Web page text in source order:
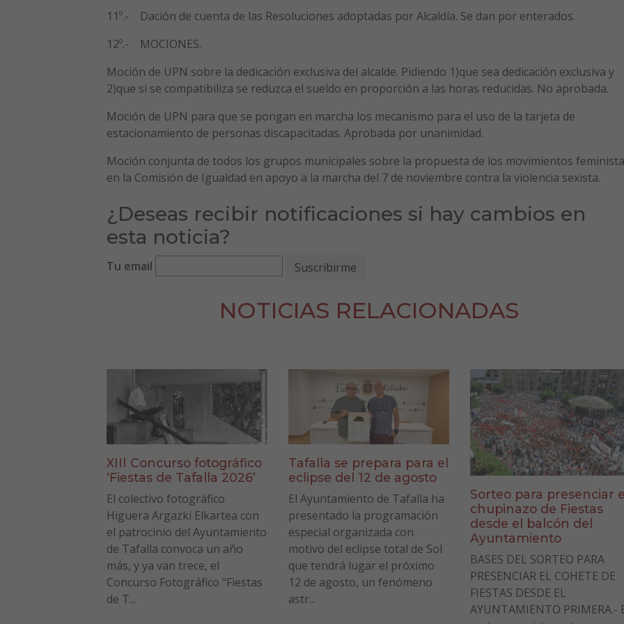
11º.- Dación de cuenta de las Resoluciones adoptadas por Alcaldía. Se dan por enterados.
12º.- MOCIONES.
Moción de UPN sobre la dedicación exclusiva del alcalde. Pidiendo 1)que sea dedicación exclusiva y
2)que si se compatibiliza se reduzca el sueldo en proporción a las horas reducidas. No aprobada.
Moción de UPN para que se pongan en marcha los mecanismo para el uso de la tarjeta de
estacionamiento de personas discapacitadas. Aprobada por unanimidad.
Moción conjunta de todos los grupos municipales sobre la propuesta de los movimientos
en la Comisión de Igualdad en apoyo a la marcha del 7 de noviembre contra la violencia sexista.
¿Deseas recibir notificaciones si hay cambios en
esta noticia?
Tu email
NOTICIAS RELACIONADAS
XIII Concurso fotográfico
‘Fiestas de Tafalla 2026’
El colectivo fotográfico
Higuera Argazki Elkartea con
el patrocinio del Ayuntamiento
de Tafalla convoca un año
más, y ya van trece, el
Concurso Fotográfico “Fiestas
de T...
Tafalla se prepara para el
eclipse del 12 de agosto
El Ayuntamiento de Tafalla ha
presentado la programación
especial organizada con
motivo del eclipse total de Sol
que tendrá lugar el próximo
12 de agosto, un fenómeno
astr...
Sorteo para presenciar
chupinazo de Fiestas
desde el balcón del
Ayuntamiento
BASES DEL SORTEO PARA
PRESENCIAR EL COHETE DE
FIESTAS DESDE EL
AYUNTAMIENTO PRIMERA.-